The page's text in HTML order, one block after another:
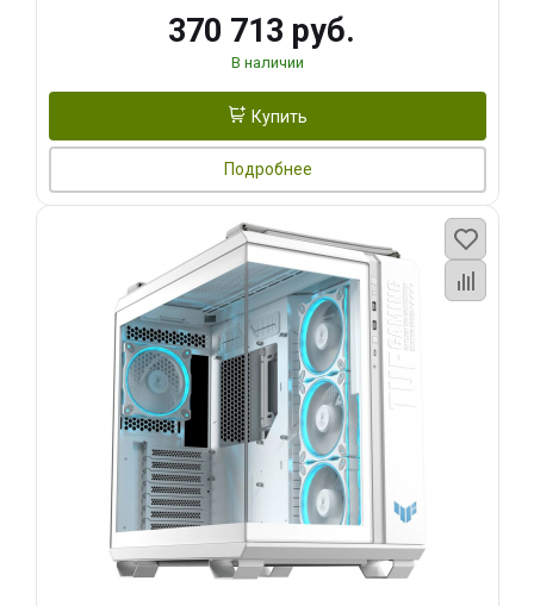
370 713 руб.
В наличии
Купить
Подробнее